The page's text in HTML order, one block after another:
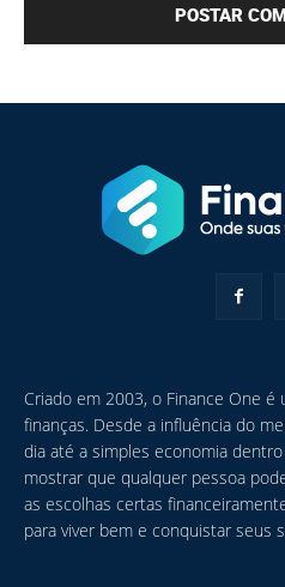
Criado em 2003, o Finance One
finanças. Desde a influência do
dia até a simples economia
mostrar que qualquer pessoa
as escolhas certas
para viver bem e conquistar seus